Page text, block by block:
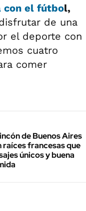
con el fútbol,
de una
el deporte con
cuatro
comer
de Buenos Aires
raíces francesas que
únicos y buena